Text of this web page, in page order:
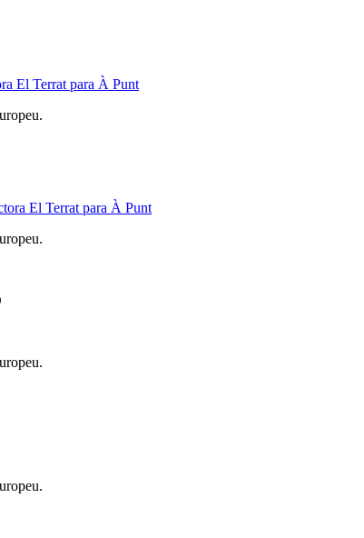
El Terrat para À Punt
El Terrat para À Punt